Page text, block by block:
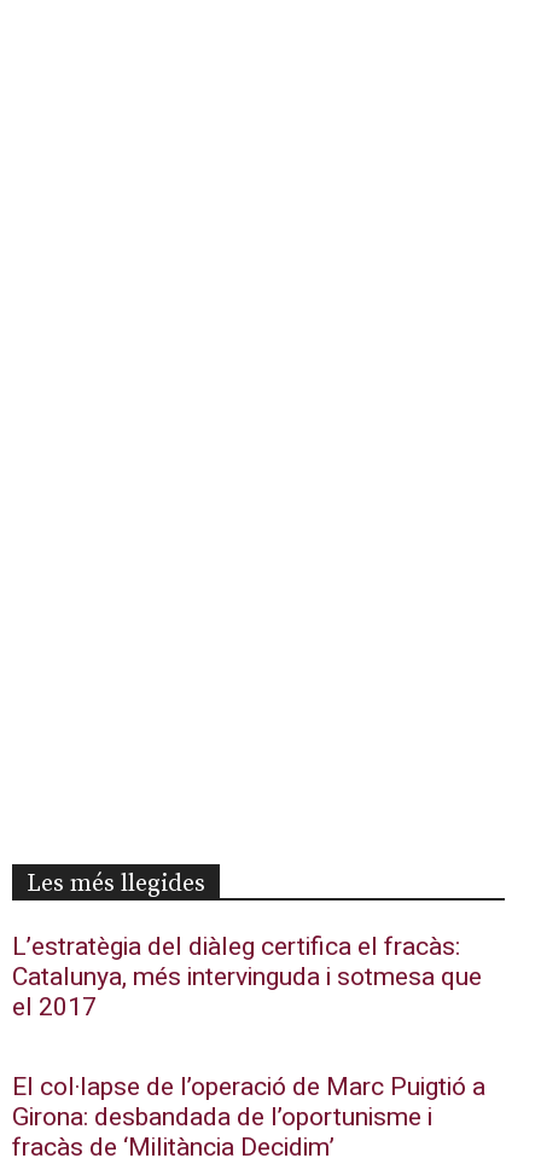
Les més llegides
L’estratègia del diàleg certifica el fracàs:
Catalunya, més intervinguda i sotmesa que
el 2017
El col·lapse de l’operació de Marc Puigtió a
Girona: desbandada de l’oportunisme i
fracàs de ‘Militància Decidim’